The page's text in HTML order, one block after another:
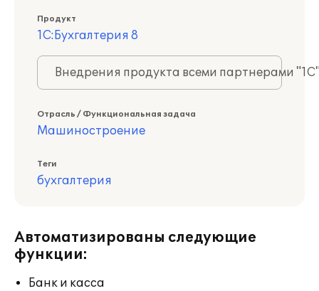
Продукт
1С:Бухгалтерия 8
Внедрения продукта всеми партнерами
Отрасль / Функциональная задача
Машиностроение
Теги
бухгалтерия
Автоматизированы следующие
функции:
Банк и касса